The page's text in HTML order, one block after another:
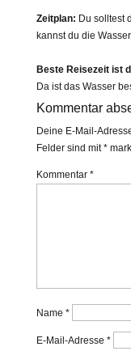
Zeitplan: Du solltest
kannst du die
Beste Reisezeit ist
Da ist das Wasser
Kommentar
Deine E-Mail-
Felder sind mit*
Kommentar *
Name *
E-Mail-Adresse *